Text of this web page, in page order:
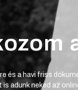
és a havi friss
is adunk neked az